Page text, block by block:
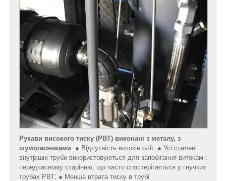
Рукави високого тиску (РВТ) виконані з металу, з
шумогасниками . ● Відсутність витоків олії; ● Усі сталеві
внутрішні труби використовуються для запобігання витокам і
передчасному старінню, що часто спостерігається у гнучких
трубах РВТ; ● Менша втрата тиску в трубі